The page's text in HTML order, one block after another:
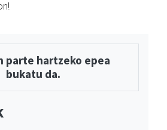
parte hartzeko epea
bukatu da.